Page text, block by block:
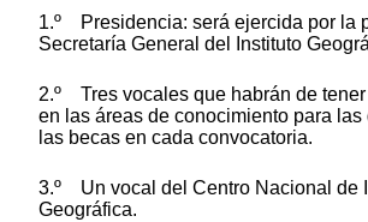
1.º Presidencia: será ejercida por la
Secretaría General del Instituto
2.º Tres vocales que habrán de
en las áreas de conocimiento para
las becas en cada convocatoria.
3.º Un vocal del Centro Nacional de
Geográfica.